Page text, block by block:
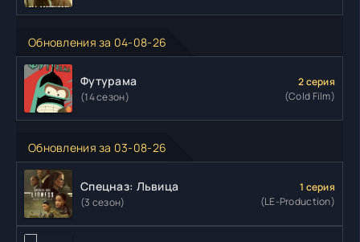
Обновления за 04-08-26
Футурама
(14 сезон)
2 серия
(Cold Film)
Обновления за 03-08-26
Спецназ: Львица
(3 сезон)
1 серия
(LE-Production)